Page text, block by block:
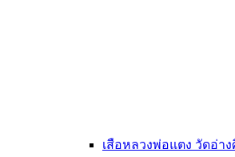
เสือหลวงพ่อแตง วัดอ่า